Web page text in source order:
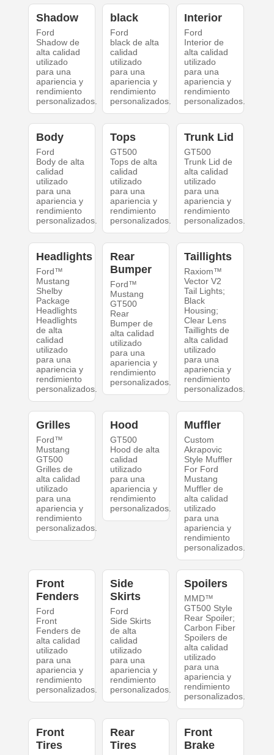
Shadow
Ford
Shadow de
alta calidad
utilizado
para una
apariencia y
rendimiento
personalizados.
black
Ford
black de alta
calidad
utilizado
para una
apariencia y
rendimiento
personalizados.
Interior
Ford
Interior de
alta calidad
utilizado
para una
apariencia y
rendimiento
personalizados.
Body
Ford
Body de alta
calidad
utilizado
para una
apariencia y
rendimiento
personalizados.
Tops
GT500
Tops de alta
calidad
utilizado
para una
apariencia y
rendimiento
personalizados.
Trunk Lid
GT500
Trunk Lid de
alta calidad
utilizado
para una
apariencia y
rendimiento
personalizados.
Headlights
Ford™
Mustang
Shelby
Package
Headlights
Headlights
de alta
calidad
utilizado
para una
apariencia y
rendimiento
personalizados.
Rear
Bumper
Ford™
Mustang
GT500
Rear
Bumper de
alta calidad
utilizado
para una
apariencia y
rendimiento
personalizados.
Taillights
Raxiom™
Vector V2
Tail Lights;
Black
Housing;
Clear Lens
Taillights de
alta calidad
utilizado
para una
apariencia y
rendimiento
personalizados.
Grilles
Ford™
Mustang
GT500
Grilles de
alta calidad
utilizado
para una
apariencia y
rendimiento
personalizados.
Hood
GT500
Hood de alta
calidad
utilizado
para una
apariencia y
rendimiento
personalizados.
Muffler
Custom
Akrapovic
Style Muffler
For Ford
Mustang
Muffler de
alta calidad
utilizado
para una
apariencia y
rendimiento
personalizados.
Front
Fenders
Ford
Front
Fenders de
alta calidad
utilizado
para una
apariencia y
rendimiento
personalizados.
Side
Skirts
Ford
Side Skirts
de alta
calidad
utilizado
para una
apariencia y
rendimiento
personalizados.
Spoilers
MMD™
GT500 Style
Rear Spoiler;
Carbon Fiber
Spoilers de
alta calidad
utilizado
para una
apariencia y
rendimiento
personalizados.
Front
Tires
Rear
Tires
Front
Brake